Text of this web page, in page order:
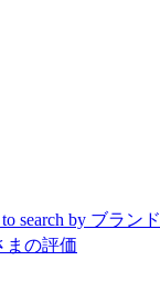
search by ブランド
まの評価